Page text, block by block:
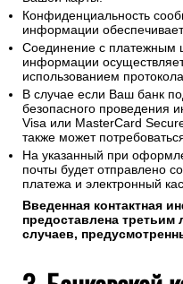
Конфиденциальность
информации
Соединение с платежным
информации
использованием
В случае если Ваш банк
безопасного проведения
Visa или MasterCard
также может
На указанный при
почты будет отправлено
платежа и электронный
Введенная контактная
предоставлена
случаев,